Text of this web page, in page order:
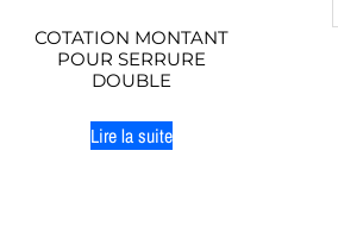
COTATION MONTANT
POUR SERRURE
DOUBLE
Lire la suite